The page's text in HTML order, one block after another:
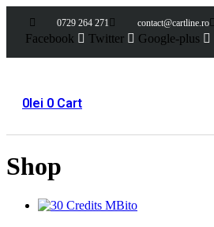
0729 264 271 contact@cartline.ro
Facebook Twitter Google-plus
0lei 0 Cart
Shop